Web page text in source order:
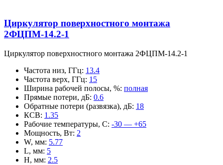
Циркулятор поверхностного монтажа
2ФЦПМ-14.2-1
Циркулятор поверхностного монтажа 2ФЦПМ-14.2-1
Частота низ, ГГц: 13.4
Частота верх, ГГц: 15
Ширина рабочей полосы, %: полная
Прямые потери, дБ: 0.6
Обратные потери (развязка), дБ: 18
КСВ: 1.35
Рабочие температуры, С: -30 — +65
Мощность, Вт: 2
W, мм: 5.77
L, мм: 5
H, мм: 2.5